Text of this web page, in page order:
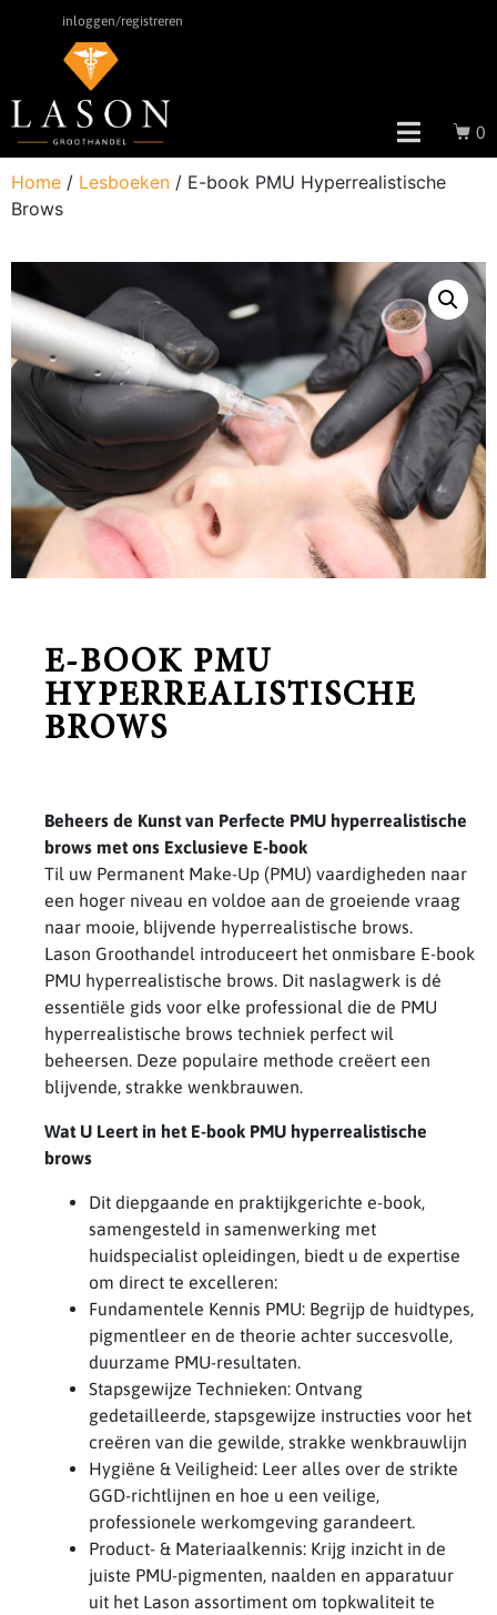
inloggen/registreren
0
Home / Lesboeken / E-book PMU Hyperrealistische
Brows
E-BOOK PMU
HYPERREALISTISCHE
BROWS
Beheers de Kunst van Perfecte PMU hyperrealistische
brows met ons Exclusieve E-book
Til uw Permanent Make-Up (PMU) vaardigheden naar
een hoger niveau en voldoe aan de groeiende vraag
naar mooie, blijvende hyperrealistische brows.
Lason Groothandel introduceert het onmisbare E-book
PMU hyperrealistische brows. Dit naslagwerk is dé
essentiële gids voor elke professional die de PMU
hyperrealistische brows techniek perfect wil
beheersen. Deze populaire methode creëert een
blijvende, strakke wenkbrauwen.
Wat U Leert in het E-book PMU hyperrealistische
brows
Dit diepgaande en praktijkgerichte e-book,
samengesteld in samenwerking met
huidspecialist opleidingen, biedt u de expertise
om direct te excelleren:
Fundamentele Kennis PMU: Begrijp de huidtypes,
pigmentleer en de theorie achter succesvolle,
duurzame PMU-resultaten.
Stapsgewijze Technieken: Ontvang
gedetailleerde, stapsgewijze instructies voor het
creëren van die gewilde, strakke wenkbrauwlijn
Hygiëne & Veiligheid: Leer alles over de strikte
GGD-richtlijnen en hoe u een veilige,
professionele werkomgeving garandeert.
Product- & Materiaalkennis: Krijg inzicht in de
juiste PMU-pigmenten, naalden en apparatuur
uit het Lason assortiment om topkwaliteit te